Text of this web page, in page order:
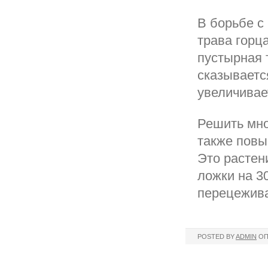
В борьбе
трава
пустырная
Решить
также
Это
ложки на
POSTED BYADMIN